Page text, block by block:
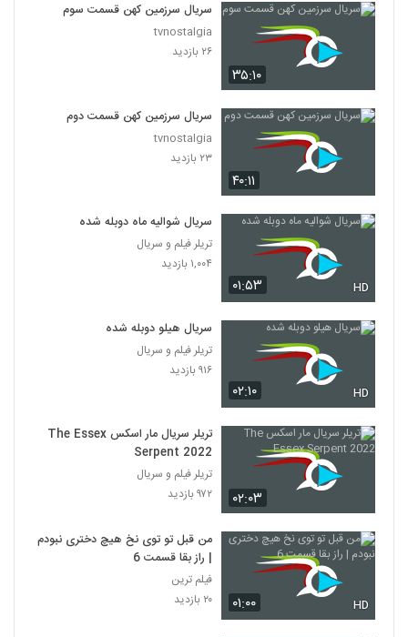
۳۵:۱۰
سریال سرزمین کهن قسمت سوم
tvnostalgia
۲۶ بازدید
۴۰:۱۱
سریال سرزمین کهن قسمت دوم
tvnostalgia
۲۳ بازدید
۰۱:۵۳ HD
سریال شوالیه ماه دوبله شده
تریلر فیلم و سریال
۱,۰۰۴ بازدید
۰۲:۱۰ HD
سریال هیلو دوبله شده
تریلر فیلم و سریال
۹۱۶ بازدید
۰۲:۰۳
تریلر سریال مار اسکس The Essex
Serpent 2022
تریلر فیلم و سریال
۹۷۲ بازدید
۰۱:۰۰ HD
من قبل تو توی نخ هیچ دختری نبودم
| راز بقا قسمت 6
فیلم ترین
۲۰ بازدید